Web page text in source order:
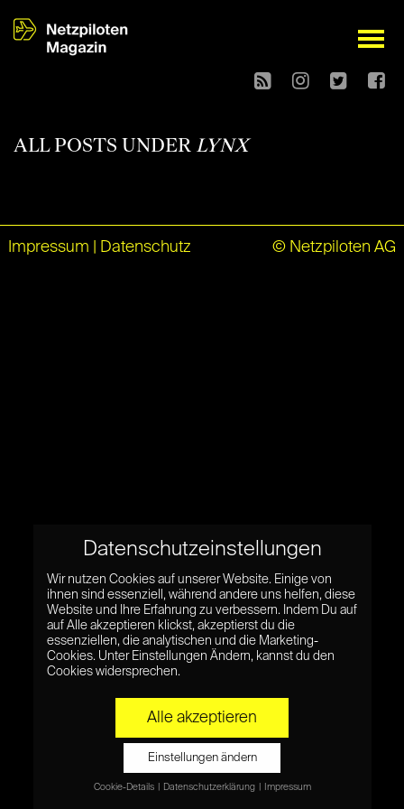
open
ALL POSTS UNDER LYNX
Impressum Datenschutz © Netzpiloten AG
Datenschutzeinstellungen
Wir nutzen Cookies auf unserer Website. Einige von
ihnen sind essenziell, während andere uns helfen, diese
Website und Ihre Erfahrung zu verbessern. Indem Du auf
auf Alle akzeptieren klickst, akzeptierst du die
essenziellen, die analytischen und die Marketing-
Cookies. Unter Einstellungen Ändern, kannst du den
Cookies widersprechen.
Alle akzeptieren
Einstellungen ändern
Cookie-Details Datenschutzerklärung Impressum